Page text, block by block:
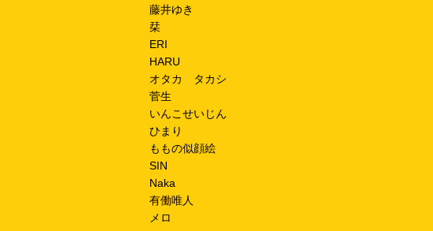
藤井ゆき
栞
ERI
HARU
オタカ タカシ
菅生
いんこせいじん
ひまり
ももの似顔絵
SIN
Naka
有働唯人
メロ